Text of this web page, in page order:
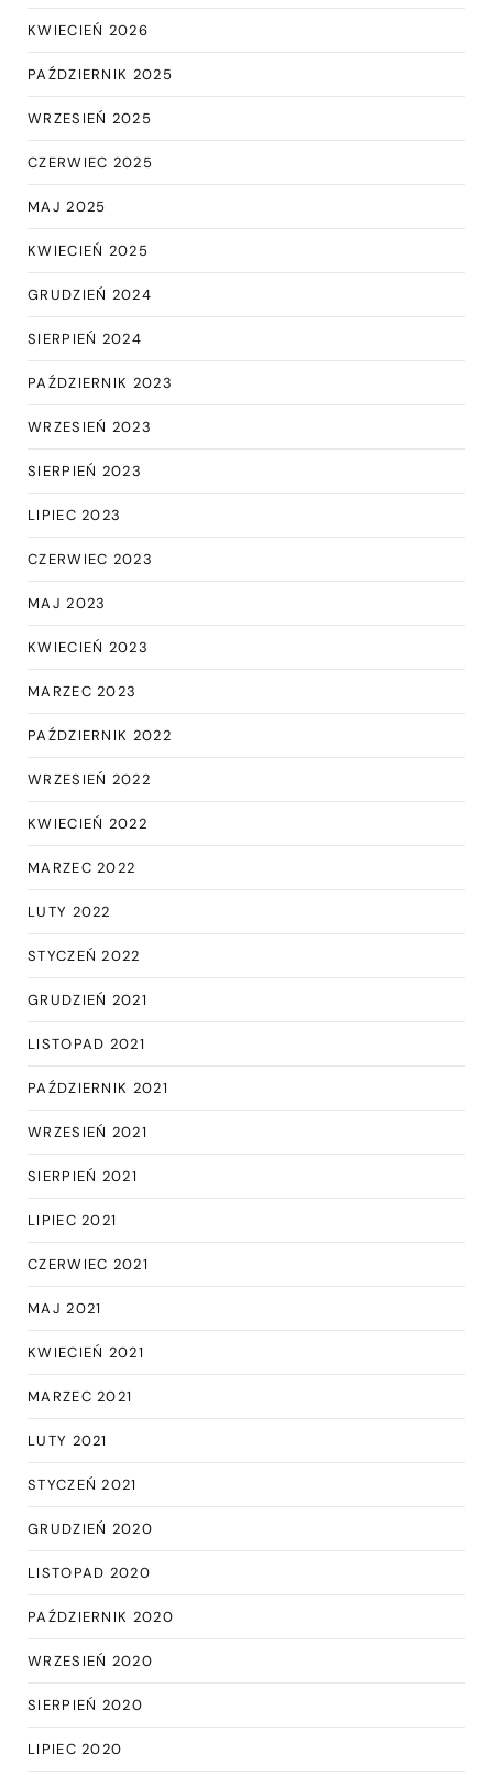
KWIECIEŃ 2026
PAŹDZIERNIK 2025
WRZESIEŃ 2025
CZERWIEC 2025
MAJ 2025
KWIECIEŃ 2025
GRUDZIEŃ 2024
SIERPIEŃ 2024
PAŹDZIERNIK 2023
WRZESIEŃ 2023
SIERPIEŃ 2023
LIPIEC 2023
CZERWIEC 2023
MAJ 2023
KWIECIEŃ 2023
MARZEC 2023
PAŹDZIERNIK 2022
WRZESIEŃ 2022
KWIECIEŃ 2022
MARZEC 2022
LUTY 2022
STYCZEŃ 2022
GRUDZIEŃ 2021
LISTOPAD 2021
PAŹDZIERNIK 2021
WRZESIEŃ 2021
SIERPIEŃ 2021
LIPIEC 2021
CZERWIEC 2021
MAJ 2021
KWIECIEŃ 2021
MARZEC 2021
LUTY 2021
STYCZEŃ 2021
GRUDZIEŃ 2020
LISTOPAD 2020
PAŹDZIERNIK 2020
WRZESIEŃ 2020
SIERPIEŃ 2020
LIPIEC 2020